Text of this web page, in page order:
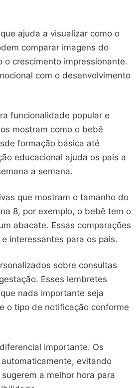
ajuda a visualizar como o
comparar imagens do
crescimento impressionante.
com o desenvolvimento
funcionalidade popular e
mostram como o bebê
formação básica até
educacional ajuda os pais a
a semana.
que mostram o tamanho do
8, por exemplo, o bebê tem o
abacate. Essas comparações
interessantes para os pais.
sobre consultas
Esses lembretes
nada importante seja
o tipo de notificação conforme
importante. Os
evitando
a melhor hora para